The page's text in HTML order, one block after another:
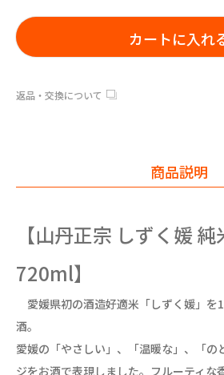
カートに入れ
返品・交換について
商品説明
【山丹正宗 しずく媛
720ml】
愛媛県初の酒造好適米「しずく媛」を
酒。
愛媛の「やさしい」、「温暖な」、「の
ジをお酒で表現しました。フルーティな